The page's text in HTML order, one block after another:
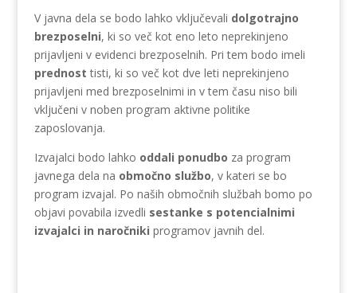
V javna dela se bodo lahko vključevali dolgotrajno
brezposelni, ki so več kot eno leto neprekinjeno
prijavljeni v evidenci brezposelnih. Pri tem bodo imeli
prednost tisti, ki so več kot dve leti neprekinjeno
prijavljeni med brezposelnimi in v tem času niso bili
vključeni v noben program aktivne politike
zaposlovanja.
Izvajalci bodo lahko oddali ponudbo za program
javnega dela na območno službo, v kateri se bo
program izvajal. Po naših območnih službah bomo po
objavi povabila izvedli sestanke s potencialnimi
izvajalci in naročniki programov javnih del.